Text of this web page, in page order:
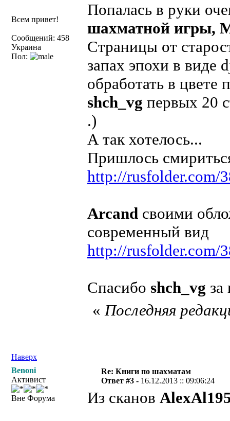
Всем привет!
Сообщений: 458
Украина
Пол:
Попалась в руки
шахматной игры,
Страницы от
запах эпохи в виде
обработать в цвете
shch_vg первых 20
.)
А так хотелось...
Пришлось
http://rusfolder.com/
Arcand своими
современный вид
http://rusfolder.com/
Спасибо shch_vg за
Наверх
«Последняя
Benoni
Активист
Вне Форума
Re: Книги по шахматам
Ответ #3 - 16.12.2013 :: 09:06:24
Из сканов